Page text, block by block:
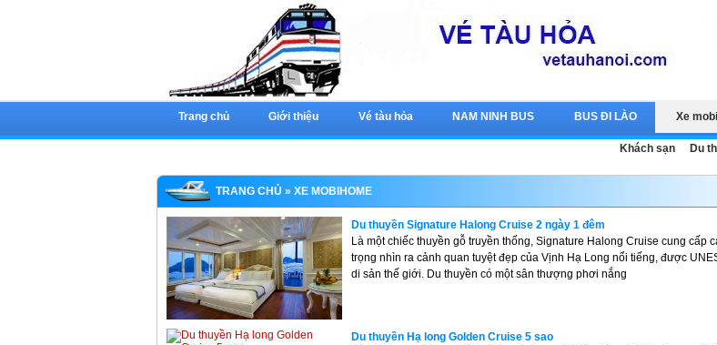
Trang chủ Giới thiệu Vé tàu hỏa NAM NINH BUS BUS ĐI LÀO Xe
Khách sạn Du
TRANG CHỦ » XE MOBIHOME
Du thuyền Signature Halong Cruise 2 ngày 1 đêm
Là một chiếc thuyền gỗ truyền thống, Signature Halong Cruise cung cấp
trọng nhìn ra cảnh quan tuyệt đẹp của Vịnh Hạ Long nổi tiếng, được
di sản thế giới. Du thuyền có một sân thượng phơi nắng
Du thuyền Hạ long Golden Cruise 5 sao